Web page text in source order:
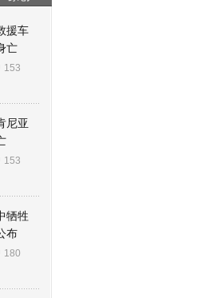
援车
亡
153
尼亚
153
牺牲
布
180